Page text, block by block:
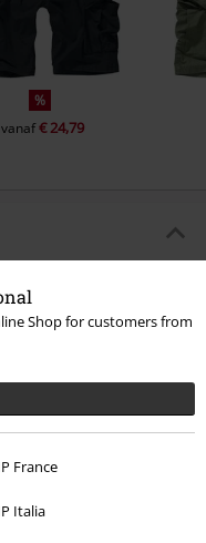
Shop for customers from
France
Italia
%
vanaf€ 24,79
0
0
0